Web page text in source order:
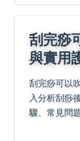
刮完痧
與實用
刮完痧可以
入分析刮痧
驟、常見問